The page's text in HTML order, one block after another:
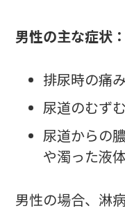
男性の主な症状：
排尿時の痛
尿道のむず
尿道からの
や濁った液体
男性の場合、淋